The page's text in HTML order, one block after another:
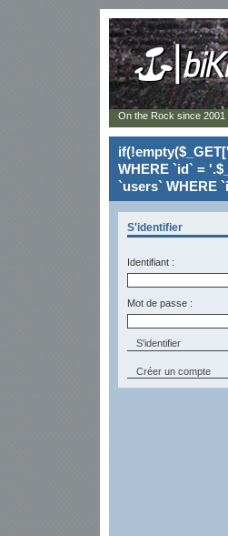
WHERE `id` =
`users` WHERE
S'identifier
Identifiant :
Mot de passe :
Créer un compte
On the Rock since 2001